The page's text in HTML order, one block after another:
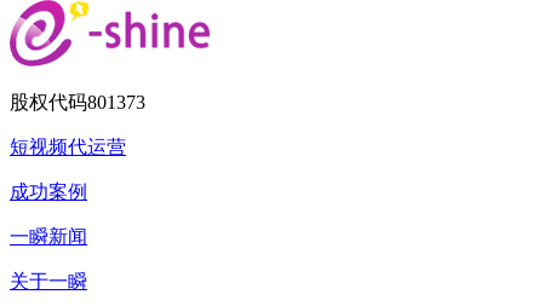
股权代码801373
短视频代运营
成功案例
一瞬新闻
关于一瞬